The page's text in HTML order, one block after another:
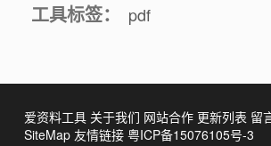
工具标签： pdf
爱资料工具 关于我们 网站合作 更新列表 留
SiteMap 友情链接 粤ICP备15076105号-3